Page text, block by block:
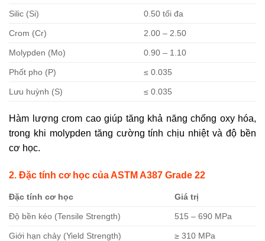
Silic (Si) 0.50 tối đa
Crom (Cr) 2.00 – 2.50
Molypden (Mo) 0.90 – 1.10
Phốt pho (P) ≤ 0.035
Lưu huỳnh (S) ≤ 0.035
Hàm lượng crom cao giúp tăng khả năng chống oxy hóa,
trong khi molypden tăng cường tính chịu nhiệt và độ bền
cơ học.
2. Đặc tính cơ học của ASTM A387 Grade 22
Đặc tính cơ học Giá trị
Độ bền kéo (Tensile Strength) 515 – 690 MPa
Giới hạn chảy (Yield Strength) ≥ 310 MPa